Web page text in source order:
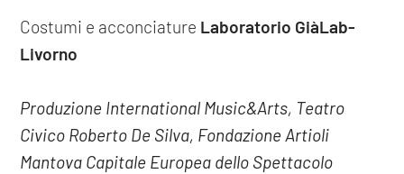
Costumi e acconciature Laboratorio GiàLab-
Livorno
Produzione International Music&Arts, Teatro
Civico Roberto De Silva, Fondazione Artioli
Mantova Capitale Europea dello Spettacolo